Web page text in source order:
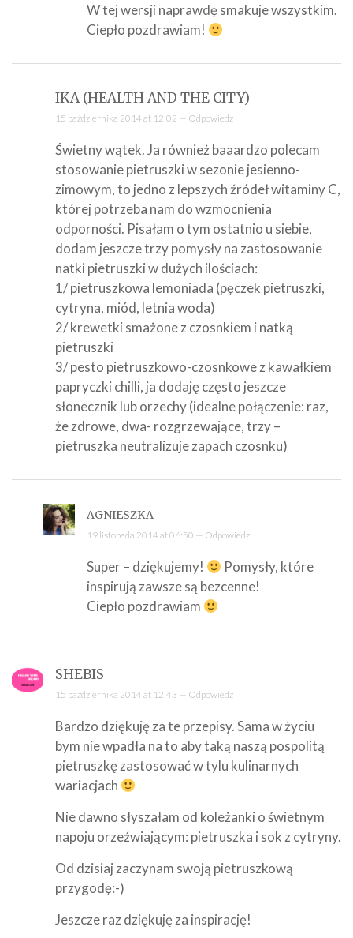
W tej wersji naprawdę smakuje wszystkim.
Ciepło pozdrawiam!
IKA (HEALTH AND THE CITY)
15 października 2014 at 12:02 — Odpowiedz
Świetny wątek. Ja również baaardzo polecam
stosowanie pietruszki w sezonie jesienno-
zimowym, to jedno z lepszych źródeł witaminy C,
której potrzeba nam do wzmocnienia
odporności. Pisałam o tym ostatnio u siebie,
dodam jeszcze trzy pomysły na zastosowanie
natki pietruszki w dużych ilościach:
1/ pietruszkowa lemoniada (pęczek pietruszki,
cytryna, miód, letnia woda)
2/ krewetki smażone z czosnkiem i natką
pietruszki
3/ pesto pietruszkowo-czosnkowe z kawałkiem
papryczki chilli, ja dodaję często jeszcze
słonecznik lub orzechy (idealne połączenie: raz,
że zdrowe, dwa- rozgrzewające, trzy –
pietruszka neutralizuje zapach czosnku)
AGNIESZKA
19 listopada 2014 at 06:50 — Odpowiedz
Super – dziękujemy!
Pomysły, które
inspirują zawsze są bezcenne!
Ciepło pozdrawiam
SHEBIS
15 października 2014 at 12:43 — Odpowiedz
Bardzo dziękuję za te przepisy. Sama w życiu
bym nie wpadła na to aby taką naszą pospolitą
pietruszkę zastosować w tylu kulinarnych
wariacjach
Nie dawno słyszałam od koleżanki o świetnym
napoju orzeźwiającym: pietruszka i sok z cytryny.
Od dzisiaj zaczynam swoją pietruszkową
przygodę:-)
Jeszcze raz dziękuję za inspirację!